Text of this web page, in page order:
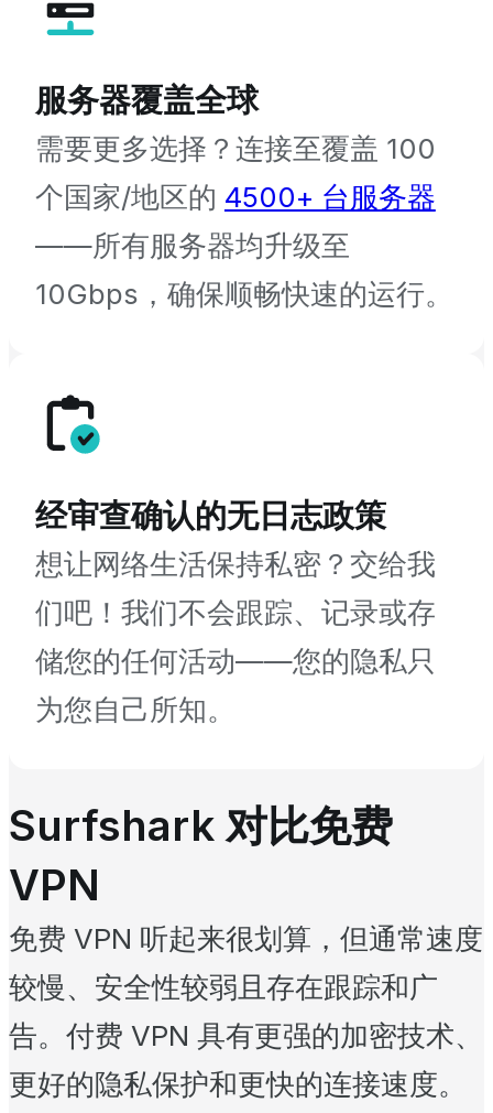
服务器覆盖全球
需要更多选择？连接至覆盖 100
个国家/地区的 4500+ 台服务器
——所有服务器均升级至
10Gbps，确保顺畅快速的运行。
经审查确认的无日志政策
想让网络生活保持私密？交给我
们吧！我们不会跟踪、记录或存
储您的任何活动——您的隐私只
为您自己所知。
Surfshark 对比免费
VPN
免费 VPN 听起来很划算，但通常速度
较慢、安全性较弱且存在跟踪和广
告。付费 VPN 具有更强的加密技术、
更好的隐私保护和更快的连接速度。